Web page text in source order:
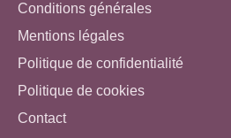
Conditions générales
Mentions légales
Politique de confidentialité
Politique de cookies
Contact